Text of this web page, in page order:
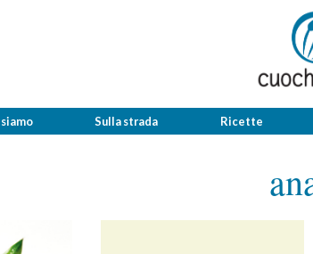
Sulla strada Ricette